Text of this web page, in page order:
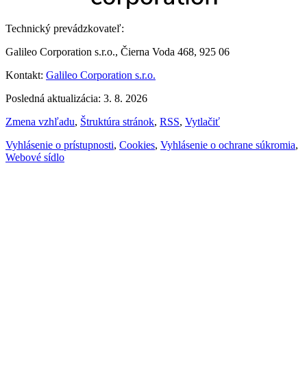
Technický prevádzkovateľ:
Galileo Corporation s.r.o., Čierna Voda 468, 925 06
Kontakt: Galileo Corporation s.r.o.
Posledná aktualizácia: 3. 8. 2026
Zmena vzhľadu, Štruktúra stránok, RSS, Vytlačiť
Vyhlásenie o prístupnosti, Cookies, Vyhlásenie o ochrane súkromia,
Webové sídlo